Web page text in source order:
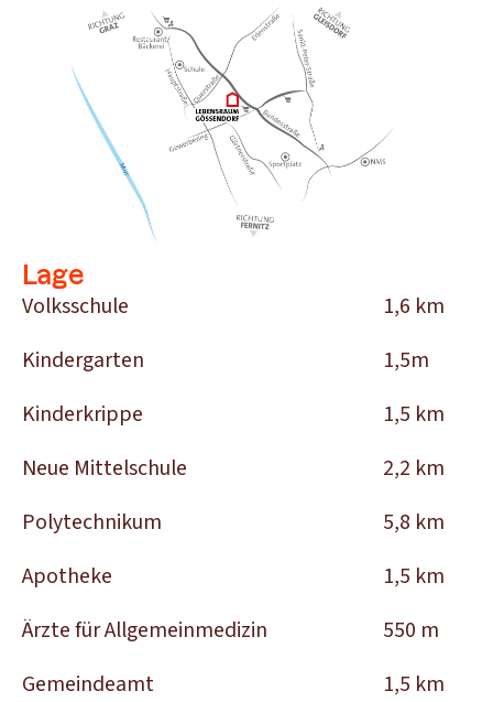
Lage
Volksschule
1,6 km
Kindergarten
1,5m
Kinderkrippe
1,5 km
Neue Mittelschule
2,2 km
Polytechnikum
5,8 km
Apotheke
1,5 km
Ärzte für Allgemeinmedizin
550 m
Gemeindeamt
1,5 km